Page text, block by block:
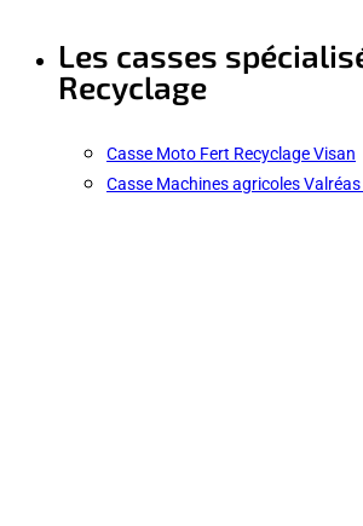
Les casses
Recyclage
Casse Moto Fert Recyclage Visan
Casse Machines agricoles